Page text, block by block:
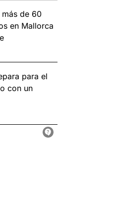
más de 60
en Mallorca
para el
con un